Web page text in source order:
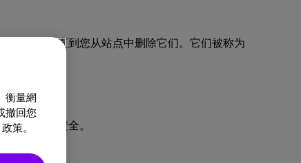
过期或者直到您从站点中删除它们。它们被称为
确保访问安全。
衡量網
撤回您
策。